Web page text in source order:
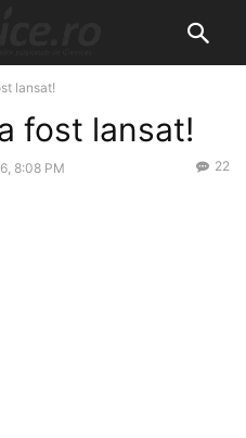
lansat!
fost lansat!
8:08 PM 22